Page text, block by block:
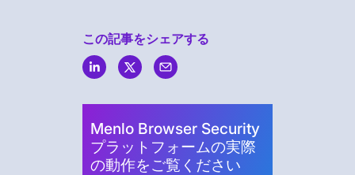
この記事をシェアする
Menlo Browser Security
プラットフォームの実際
の動作をご覧ください